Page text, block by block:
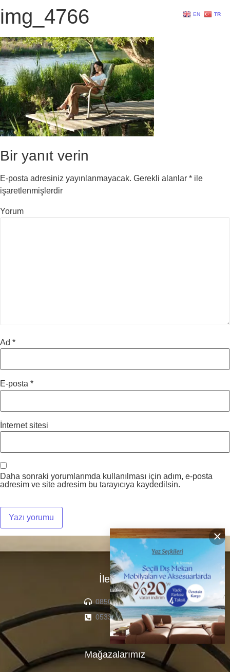
×
img_4766
Bir yanıt verin
E-posta adresiniz yayınlanmayacak. Gerekli alanlar * ile
işaretlenmişlerdir
Yorum
Ad *
E-posta *
İnternet sitesi
Daha sonraki yorumlarımda kullanılması için adım, e-posta
adresim ve site adresim bu tarayıcıya kaydedilsin.
İletişim
0850 307 04 22
0533 336 71 13
Mağazalarımız
EN TR